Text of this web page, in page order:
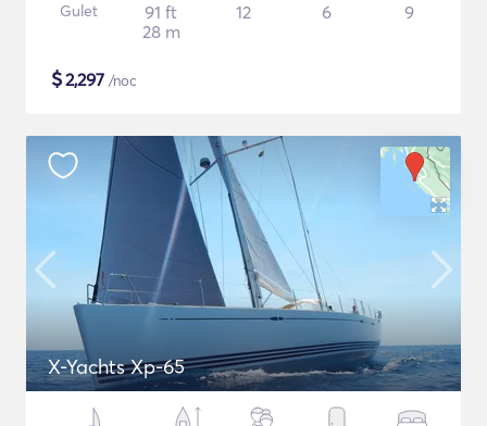
Gulet
91 ft
28 m
12 6 9
$2,297 /noc
X-Yachts Xp-65